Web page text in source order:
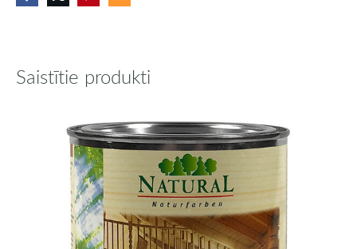
Saistītie produkti